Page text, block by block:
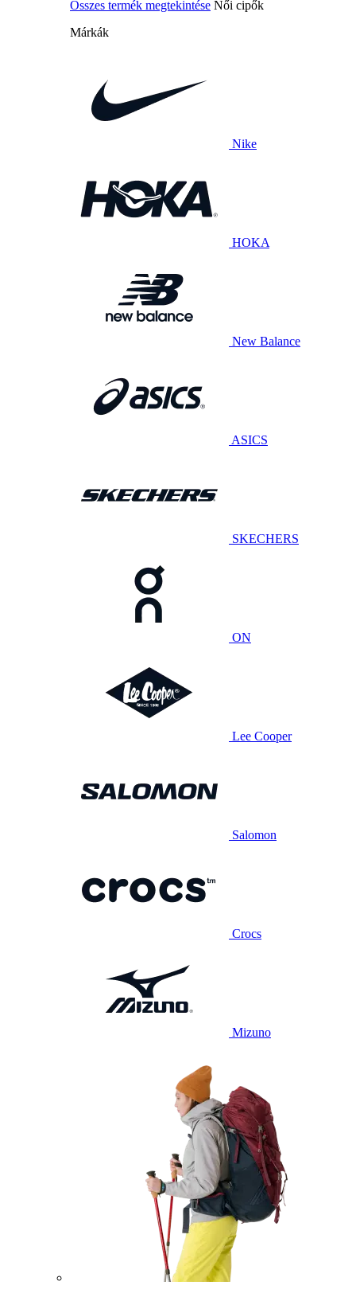
Összes termék megtekintése Női cipők
Márkák
Nike
HOKA
New Balance
ASICS
SKECHERS
ON
Lee Cooper
Salomon
Crocs
Mizuno